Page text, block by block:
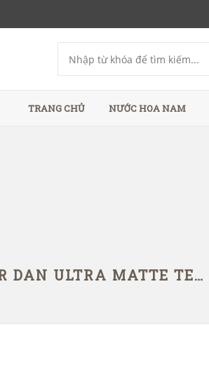
TRANG CHỦ NƯỚC HOA NAM
BỘT TẠO PHỒNG DAPPER DAN ULTRA MATTE TEXTURE DUST